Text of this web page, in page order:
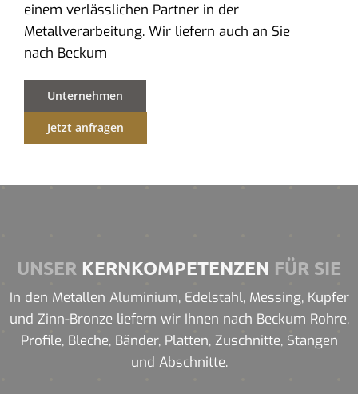
einem verlässlichen Partner in der
Metallverarbeitung. Wir liefern auch an Sie
nach Beckum
Unternehmen
Jetzt anfragen
UNSER KERNKOMPETENZEN FÜR SIE
In den Metallen Aluminium, Edelstahl, Messing, Kupfer
und Zinn-Bronze liefern wir Ihnen nach Beckum Rohre,
Profile, Bleche, Bänder, Platten, Zuschnitte, Stangen
und Abschnitte.